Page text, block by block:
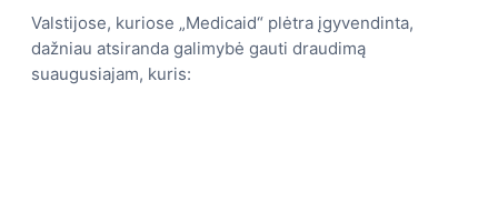
Valstijose, kuriose „Medicaid“ plėtra įgyvendinta,
dažniau atsiranda galimybė gauti draudimą
suaugusiajam, kuris: